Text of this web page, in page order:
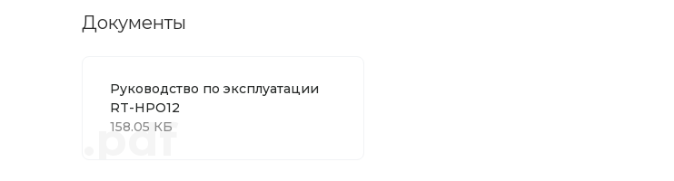
Документы
Руководство по эксплуатации
RT-HPO12
158.05 КБ
.pdf